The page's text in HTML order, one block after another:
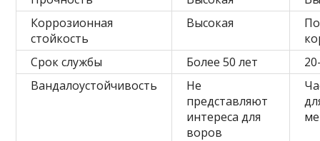
Коррозионная
стойкость
Высокая
Срок службы
Более 50 лет
Вандалоустойчивость
Не
представляют
интереса для
воров